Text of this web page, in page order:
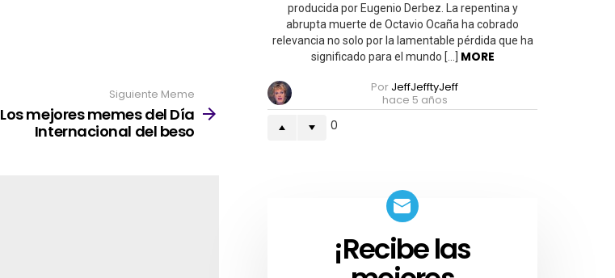
Siguiente Meme
Los mejores memes del Día
Internacional del beso
producida por Eugenio Derbez. La repentina y
abrupta muerte de Octavio Ocaña ha cobrado
relevancia no solo por la lamentable pérdida que ha
significado para el mundo […] MORE
Por JeffJefftyJeff
hace 5 años
0
SUSCRIBETE!
¡Recibe las